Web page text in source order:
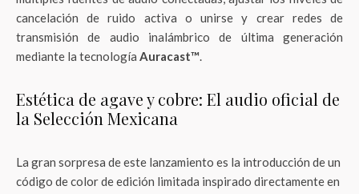
cancelación de ruido activa o unirse y crear redes de
transmisión de audio inalámbrico de última generación
mediante la tecnología Auracast™.
Estética de agave y cobre: El audio oficial de
la Selección Mexicana
La gran sorpresa de este lanzamiento es la introducción de un
código de color de edición limitada inspirado directamente en